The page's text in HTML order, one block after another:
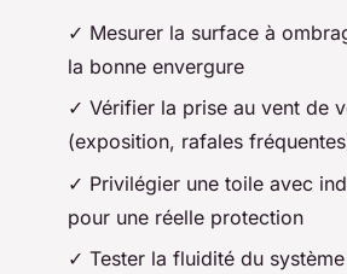
✓ Mesurer la surface à
la bonne envergure
✓ Vérifier la prise au vent de
(exposition, rafales
✓ Privilégier une toile avec
pour une réelle protection
✓ Tester la fluidité du système